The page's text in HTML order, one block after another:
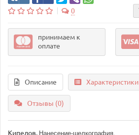
0
принимаем к
оплате
Описание Характеристики
Отзывы (0)
Кипелов. Нанесение-шелкография.